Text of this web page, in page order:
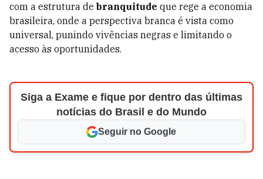
com a estrutura de branquitude que rege a economia
brasileira, onde a perspectiva branca é vista como
universal, punindo vivências negras e limitando o
acesso às oportunidades.
Siga a Exame e fique por dentro das últimas
notícias do Brasil e do Mundo
Seguir no Google